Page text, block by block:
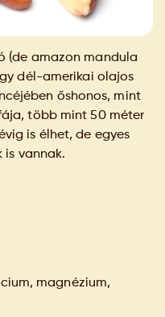
(de amazon mandula
dél-amerikai olajos
őshonos, mint
több mint 50 méter
is élhet, de egyes
is vannak.
magnézium,